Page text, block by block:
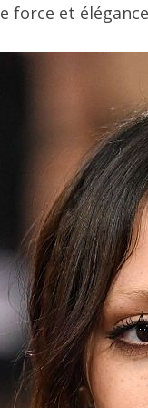
force et